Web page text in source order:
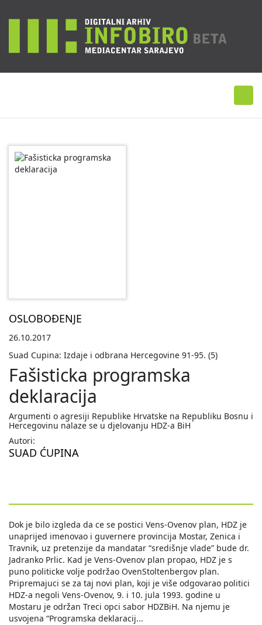
OSLOBOĐENJE
26.10.2017
Suad Cupina: Izdaje i odbrana Hercegovine 91-95. (5)
Fašisticka programska
deklaracija
Argumenti o agresiji Republike Hrvatske na Republiku Bosnu i
Hercegovinu nalaze se u djelovanju HDZ-a BiH
Autori:
SUAD ĆUPINA
Dok je bilo izgleda da ce se postici Vens-Ovenov plan, HDZ je
unaprijed imenovao i guvernere provincija Mostar, Zenica i
Travnik, uz pretenzije da mandatar “središnje vlade” bude dr.
Jadranko Prlic. Kad je Vens-Ovenov plan propao, HDZ je s
puno politicke volje podržao OvenStoltenbergov plan.
Pripremajuci se za taj novi plan, koji je više odgovarao politici
HDZ-a negoli Vens-Ovenov, 9. i 10. jula 1993. godine u
Mostaru je održan Treci opci sabor HDZBiH. Na njemu je
usvojena “Programska deklaracij...